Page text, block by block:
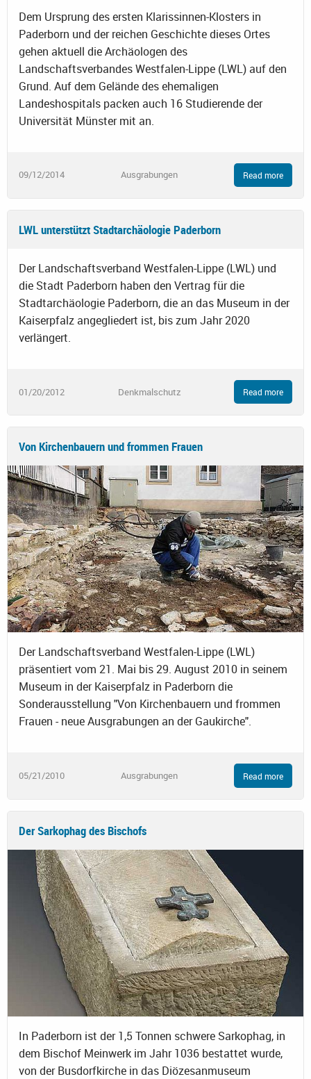
Dem Ursprung des ersten Klarissinnen-Klosters in
Paderborn und der reichen Geschichte dieses Ortes
gehen aktuell die Archäologen des
Landschaftsverbandes Westfalen-Lippe (LWL) auf den
Grund. Auf dem Gelände des ehemaligen
Landeshospitals packen auch 16 Studierende der
Universität Münster mit an.
09/12/2014 Ausgrabungen Read more
LWL unterstützt Stadtarchäologie Paderborn
Der Landschaftsverband Westfalen-Lippe (LWL) und
die Stadt Paderborn haben den Vertrag für die
Stadtarchäologie Paderborn, die an das Museum in der
Kaiserpfalz angegliedert ist, bis zum Jahr 2020
verlängert.
01/20/2012 Denkmalschutz Read more
Von Kirchenbauern und frommen Frauen
Der Landschaftsverband Westfalen-Lippe (LWL)
präsentiert vom 21. Mai bis 29. August 2010 in seinem
Museum in der Kaiserpfalz in Paderborn die
Sonderausstellung "Von Kirchenbauern und frommen
Frauen - neue Ausgrabungen an der Gaukirche".
05/21/2010 Ausgrabungen Read more
Der Sarkophag des Bischofs
In Paderborn ist der 1,5 Tonnen schwere Sarkophag, in
dem Bischof Meinwerk im Jahr 1036 bestattet wurde,
von der Busdorfkirche in das Diözesanmuseum